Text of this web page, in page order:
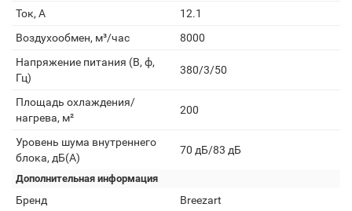
Ток, А
12.1
Воздухообмен, м³/час
8000
Напряжение питания (В, ф,
Гц)
380/3/50
Площадь охлаждения/
нагрева, м²
200
Уровень шума внутреннего
блока, дБ(А)
70 дБ/83 дБ
Дополнительная информация
Бренд
Breezart